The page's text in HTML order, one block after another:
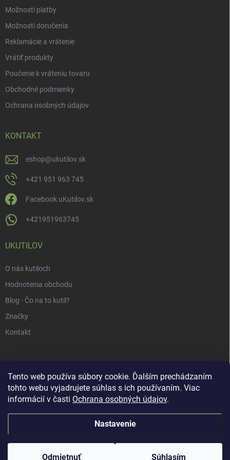
Tento web používa súbory cookie. Ďalším prechádzaním
tohto webu vyjadrujete súhlas s ich používaním. Viac
informácií v časti Ochrana osobných údajov.
Nastavenie
Odmietnuť Súhlasím
Možnosti platby
Možnosti doručenia
Reklamácie a vrátenie
Vrátiť produkty
Poučenie k vráteniu tovaru
Obchodné podmienky
Ochrana osobných údajov
KONTAKT
eshop@ukutilov.sk
+421 951 963 745
Facebook uKutilov.sk
+421951963745
UKUTILOV
O nás kutiloch
Hodnotenia obchodu
Blog - Čo na to kutil?
Značky
Kontakt
Copyright 2026 . Všetky práva vyhradené.